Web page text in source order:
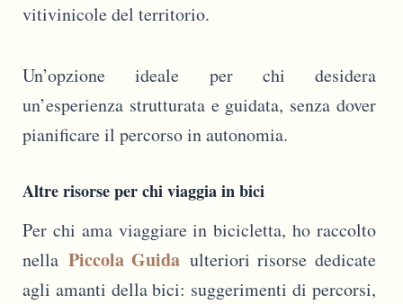
vitivinicole del territorio.
Un’opzione ideale per chi desidera
un’esperienza strutturata e guidata, senza dover
pianificare il percorso in autonomia.
Altre risorse per chi viaggia in bici
Per chi ama viaggiare in bicicletta, ho raccolto
nella Piccola Guida ulteriori risorse dedicate
agli amanti della bici: suggerimenti di percorsi,